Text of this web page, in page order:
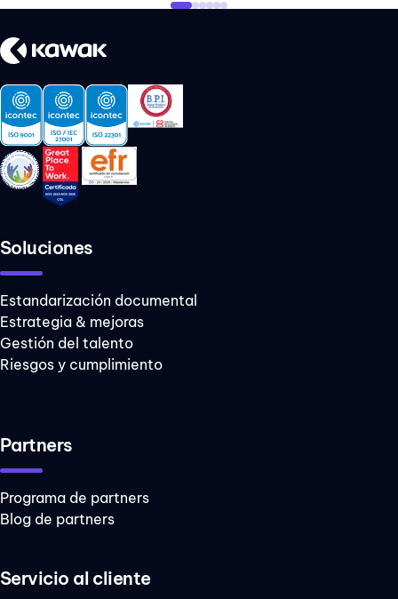
Soluciones
Estandarización documental
Estrategia & mejoras
Gestión del talento
Riesgos y cumplimiento
Partners
Programa de partners
Blog de partners
Servicio al cliente